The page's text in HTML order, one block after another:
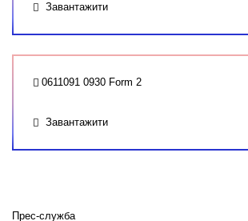
Завантажити
0611091 0930 Form 2
Завантажити
Прес-служба